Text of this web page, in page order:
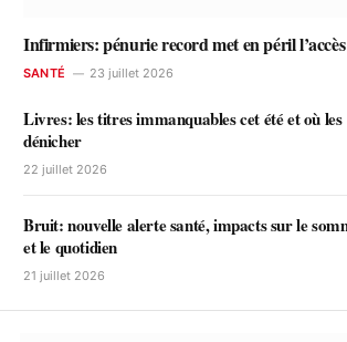
Infirmiers: pénurie record met en péril
SANTÉ 23 juillet 2026
Livres: les titres immanquables cet été et où les
dénicher
22 juillet 2026
Bruit: nouvelle alerte santé, impacts sur le
et le quotidien
21 juillet 2026